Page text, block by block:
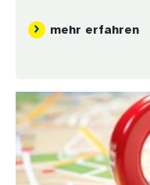
mehr erfahren
Bild